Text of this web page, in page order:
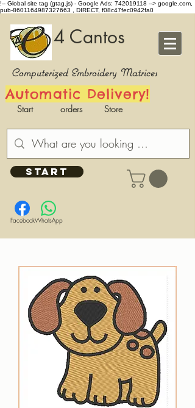
!-- Global site tag (gtag.js) - Google Ads: 742019118 --> google.com,
pub-8601164987327663 , DIRECT, f08c47fec0942fa0
4 Cantos
Computerized Embroidery Matrices
Automatic Delivery!
Start orders Store
START
FacebookWhatsApp